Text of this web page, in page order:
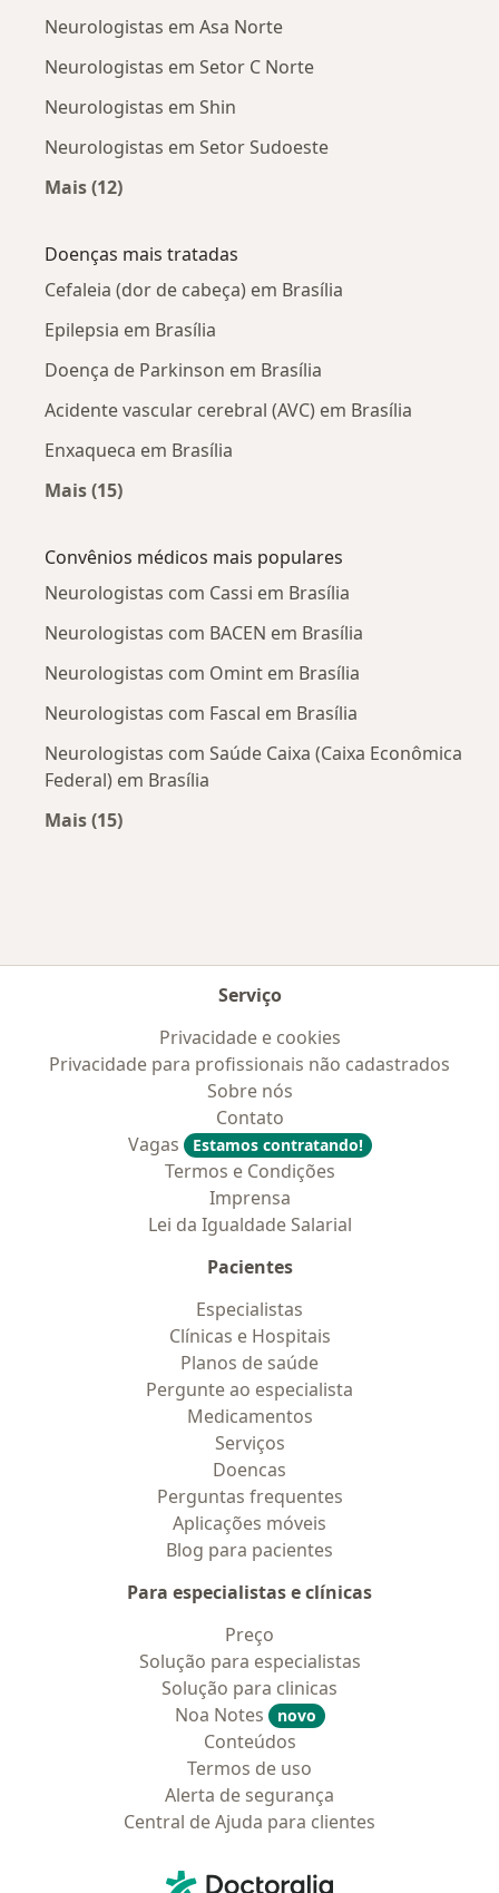
Neurologistas em Asa Norte
Neurologistas em Setor C Norte
Neurologistas em Shin
Neurologistas em Setor Sudoeste
Mais (12)
Doenças mais tratadas
Cefaleia (dor de cabeça) em Brasília
Epilepsia em Brasília
Doença de Parkinson em Brasília
Acidente vascular cerebral (AVC) em Brasília
Enxaqueca em Brasília
Mais (15)
Convênios médicos mais populares
Neurologistas com Cassi em Brasília
Neurologistas com BACEN em Brasília
Neurologistas com Omint em Brasília
Neurologistas com Fascal em Brasília
Neurologistas com Saúde Caixa (Caixa Econômica
Federal) em Brasília
Mais (15)
Serviço
Privacidade e cookies
Privacidade para profissionais não cadastrados
Sobre nós
Contato
Vagas
Estamos contratando!
Termos e Condições
Imprensa
Lei da Igualdade Salarial
Pacientes
Especialistas
Clínicas e Hospitais
Planos de saúde
Pergunte ao especialista
Medicamentos
Serviços
Doencas
Perguntas frequentes
Aplicações móveis
Blog para pacientes
Para especialistas e clínicas
Preço
Solução para especialistas
Solução para clinicas
Noa Notes
novo
Conteúdos
Termos de uso
Alerta de segurança
Central de Ajuda para clientes
Doctoralia - Homepage